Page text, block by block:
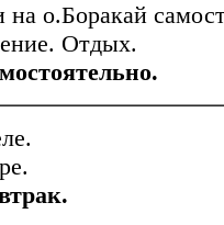
о.Боракай
Отдых.